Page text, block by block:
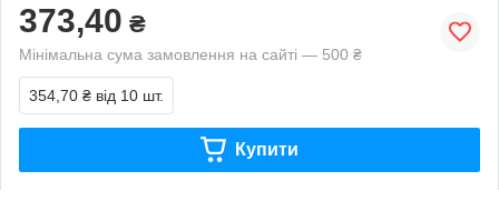
373,40 ₴
Мінімальна сума замовлення на сайті — 500 ₴
354,70 ₴ від 10 шт.
Купити